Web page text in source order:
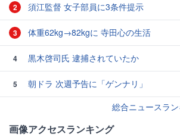
2 須江監督 女子部員に3条件提示
3 体重62kg→82kgに 寺田心の生活
4 黒木啓司氏 逮捕されていたか
5
朝ドラ 次週予告に「ゲンナリ」
総合ニュースラ
画像アクセスランキング